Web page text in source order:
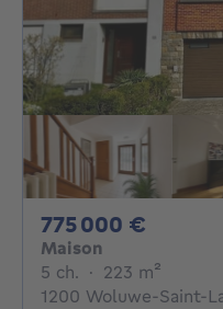
775 000 €
Maison
5 ch. 5 chambres
· 223 m²
1200 Woluwe-Saint-